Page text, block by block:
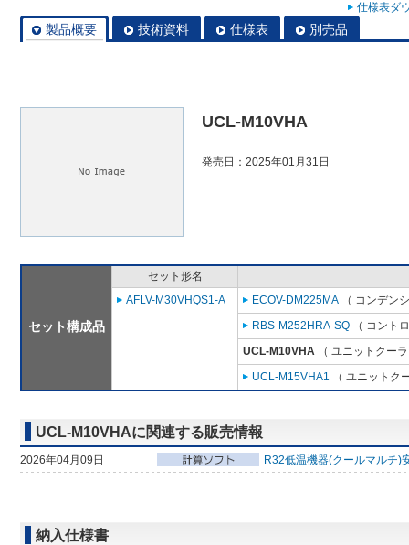
仕様表ダ
製品概要 技術資料 仕様表 別売品
UCL-M10VHA
発売日：2025年01月31日
セット構成品
セット形名
AFLV-M30VHQS1-A
ECOV-DM225MA （ コンデン
RBS-M252HRA-SQ （ コント
UCL-M10VHA （ ユニットクー
UCL-M15VHA1 （ ユニットク
UCL-M10VHAに関連する販売情報
2026年04月09日 R32低温機器(クールマルチ)
納入仕様書